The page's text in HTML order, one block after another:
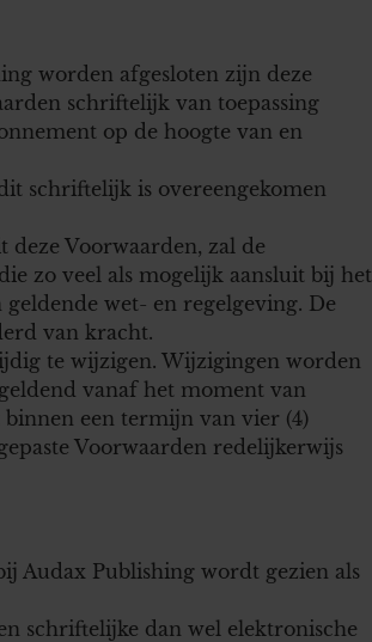
worden afgesloten zijn deze
schriftelijk van toepassing
op de hoogte van en
schriftelijk is overeengekomen
Voorwaarden, zal de
zo veel als mogelijk aansluit bij het
wet- en regelgeving. De
van kracht.
te wijzigen. Wijzigingen worden
vanaf het moment van
een termijn van vier (4)
Voorwaarden redelijkerwijs
Audax Publishing wordt gezien als
schriftelijke dan wel elektronische